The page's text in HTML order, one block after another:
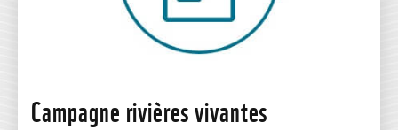
Campagne rivières vivantes